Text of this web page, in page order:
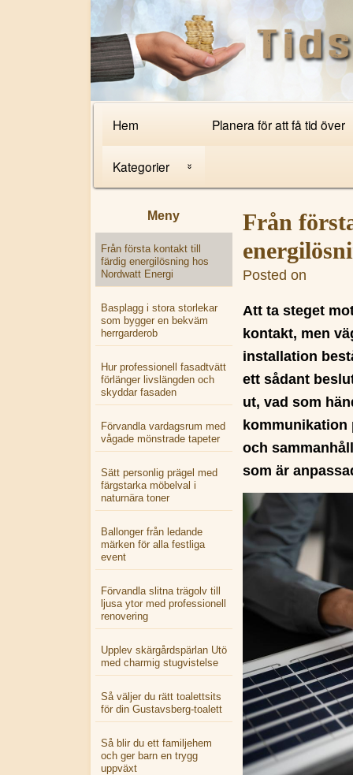
Hem Planera för att få tid över
Kategorier
Nyheter
Internet
Tips
Från
Posted on
Att ta steget
kontakt, men
installation
ett sådant
ut, vad som
kommunikation
och
som är
Meny
Från första kontakt till
färdig energilösning hos
Nordwatt Energi
Basplagg i stora storlekar
som bygger en bekväm
herrgarderob
Hur professionell fasadtvätt
förlänger livslängden och
skyddar fasaden
Förvandla vardagsrum med
vågade mönstrade tapeter
Sätt personlig prägel med
färgstarka möbelval i
naturnära toner
Ballonger från ledande
märken för alla festliga
event
Förvandla slitna trägolv till
ljusa ytor med professionell
renovering
Upplev skärgårdspärlan Utö
med charmig stugvistelse
Så väljer du rätt toalettsits
för din Gustavsberg-toalett
Så blir du ett familjehem
och ger barn en trygg
uppväxt